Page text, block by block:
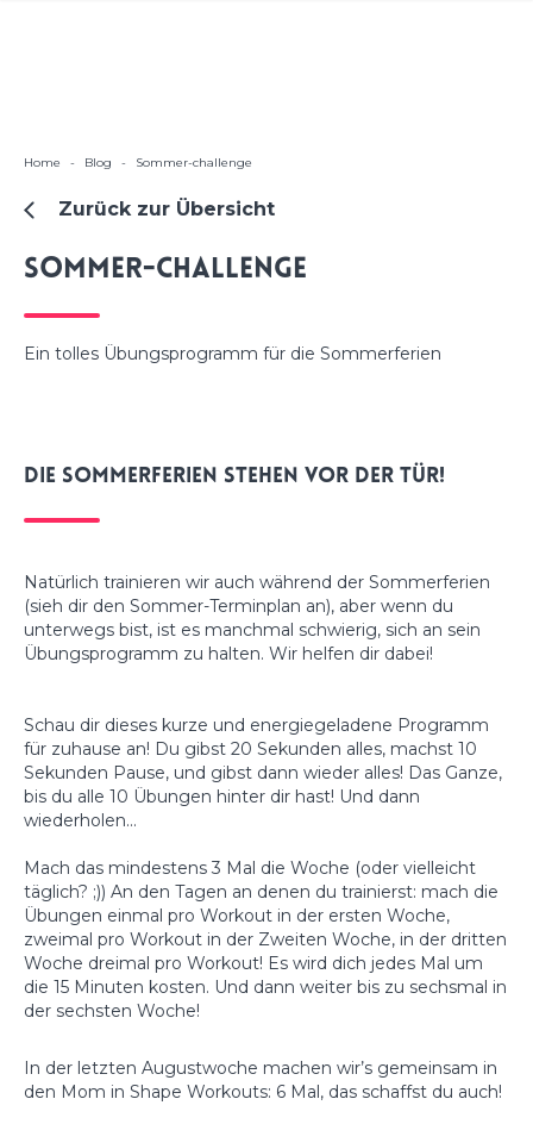
Home - Blog - Sommer-challenge
Zurück zur Übersicht
Sommer-challenge
Ein tolles Übungsprogramm für die Sommerferien
Die Sommerferien stehen vor der Tür!
Natürlich trainieren wir auch während der Sommerferien
(sieh dir den Sommer-Terminplan an), aber wenn du
unterwegs bist, ist es manchmal schwierig, sich an sein
Übungsprogramm zu halten. Wir helfen dir dabei!
Schau dir dieses kurze und energiegeladene Programm
für zuhause an! Du gibst 20 Sekunden alles, machst 10
Sekunden Pause, und gibst dann wieder alles! Das Ganze,
bis du alle 10 Übungen hinter dir hast! Und dann
wiederholen...
Mach das mindestens 3 Mal die Woche (oder vielleicht
täglich? ;)) An den Tagen an denen du trainierst: mach die
Übungen einmal pro Workout in der ersten Woche,
zweimal pro Workout in der Zweiten Woche, in der dritten
Woche dreimal pro Workout! Es wird dich jedes Mal um
die 15 Minuten kosten. Und dann weiter bis zu sechsmal in
der sechsten Woche!
In der letzten Augustwoche machen wir’s gemeinsam in
den Mom in Shape Workouts: 6 Mal, das schaffst du auch!